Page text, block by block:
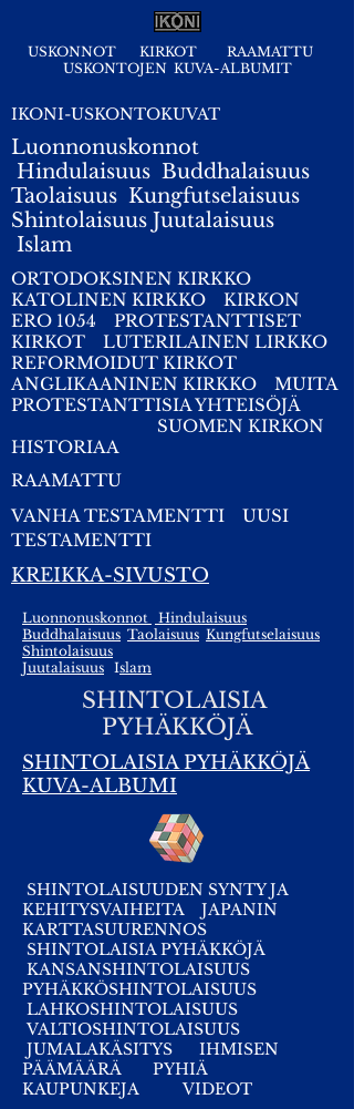
USKONNOT KIRKOT
RAAMATTU
USKONTOJEN KUVA-ALBUMIT
IKONI-USKONTOKUVAT
Luonnonuskonnot
Hindulaisuus Buddhalaisuus
Taolaisuus Kungfutselaisuus
Shintolaisuus Juutalaisuus
Islam
ORTODOKSINEN KIRKKO
KATOLINEN KIRKKO
KIRKON
ERO 1054
PROTESTANTTISET
KIRKOT
LUTERILAINEN LIRKKO
REFORMOIDUT KIRKOT
ANGLIKAANINEN KIRKKO
MUITA
PROTESTANTTISIA YHTEISÖJÄ
SUOMEN KIRKON
HISTORIAA
RAAMATTU
VANHA TESTAMENTTI
UUSI
TESTAMENTTI
KREIKKA-SIVUSTO
Luonnonuskonnot Hindulaisuus
Buddhalaisuus Taolaisuus Kungfutselaisuus
Shintolaisuus
Juutalaisuus Islam
SHINTOLAISIA
PYHÄKKÖJÄ
SHINTOLAISIA PYHÄKKÖJÄ
KUVA-ALBUMI
SHINTOLAISUUDEN SYNTY JA
KEHITYSVAIHEITA
JAPANIN
KARTTASUURENNOS
SHINTOLAISIA PYHÄKKÖJÄ
KANSANSHINTOLAISUUS
PYHÄKKÖSHINTOLAISUUS
LAHKOSHINTOLAISUUS
VALTIOSHINTOLAISUUS
JUMALAKÄSITYS
IHMISEN
PÄÄMÄÄRÄ
PYHIÄ
KAUPUNKEJA
VIDEOT